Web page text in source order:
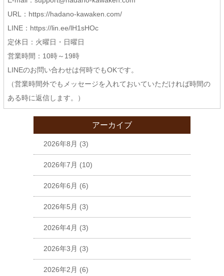
URL：https://hadano-kawaken.com/
LINE：https://lin.ee/lH1sHOc
定休日：火曜日・日曜日
営業時間：10時～19時
LINEのお問い合わせは何時でもOKです。
（営業時間外でもメッセージを入れておいていただければ時間の
ある時に返信します。）
アーカイブ
2026年8月 (3)
2026年7月 (10)
2026年6月 (6)
2026年5月 (3)
2026年4月 (3)
2026年3月 (3)
2026年2月 (6)